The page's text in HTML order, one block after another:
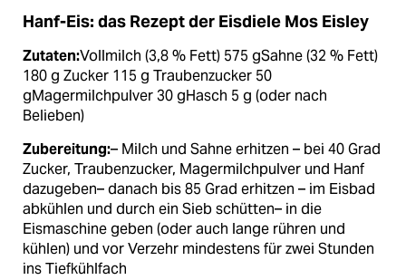
Hanf-Eis: das Rezept der Eisdiele Mos Eisley
Zutaten:Vollmilch (3,8 % Fett) 575 gSahne (32 % Fett)
180 g Zucker 115 g Traubenzucker 50
gMagermilchpulver 30 gHasch 5 g (oder nach
Belieben)
Zubereitung:– Milch und Sahne erhitzen – bei 40 Grad
Zucker, Traubenzucker, Magermilchpulver und Hanf
dazugeben– danach bis 85 Grad erhitzen – im Eisbad
abkühlen und durch ein Sieb schütten– in die
Eismaschine geben (oder auch lange rühren und
kühlen) und vor Verzehr mindestens für zwei Stunden
ins Tiefkühlfach